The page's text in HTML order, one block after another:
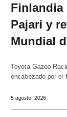
Finlandia
Pajari y
Mundial
Toyota Gazoo
encabezado por el
5 agosto, 2026